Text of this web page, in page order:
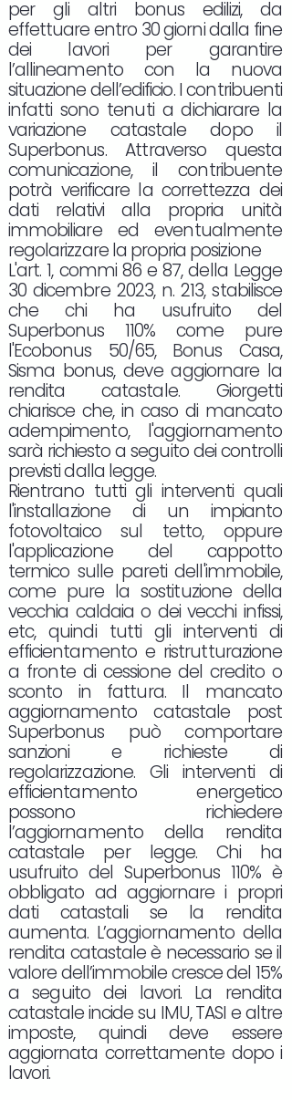
per gli altri bonus edilizi, da
effettuare entro 30 giorni dalla fine
dei lavori per garantire
l’allineamento con la nuova
situazione dell’edificio. I contribuenti
infatti sono tenuti a dichiarare la
variazione catastale dopo il
Superbonus. Attraverso questa
comunicazione, il contribuente
potrà verificare la correttezza dei
dati relativi alla propria unità
immobiliare ed eventualmente
regolarizzare la propria posizione
L'art. 1, commi 86 e 87, della Legge
30 dicembre 2023, n. 213, stabilisce
che chi ha usufruito del
Superbonus 110% come pure
l'Ecobonus 50/65, Bonus Casa,
Sisma bonus, deve aggiornare la
rendita catastale. Giorgetti
chiarisce che, in caso di mancato
adempimento, l'aggiornamento
sarà richiesto a seguito dei controlli
previsti dalla legge.
Rientrano tutti gli interventi quali
l'installazione di un impianto
fotovoltaico sul tetto, oppure
l'applicazione del cappotto
termico sulle pareti dell'immobile,
come pure la sostituzione della
vecchia caldaia o dei vecchi infissi,
etc, quindi tutti gli interventi di
efficientamento e ristrutturazione
a fronte di cessione del credito o
sconto in fattura. Il mancato
aggiornamento catastale post
Superbonus può comportare
sanzioni e richieste di
regolarizzazione. Gli interventi di
efficientamento energetico
possono richiedere
l’aggiornamento della rendita
catastale per legge. Chi ha
usufruito del Superbonus 110% è
obbligato ad aggiornare i propri
dati catastali se la rendita
aumenta. L’aggiornamento della
rendita catastale è necessario se il
valore dell’immobile cresce del 15%
a seguito dei lavori. La rendita
catastale incide su IMU, TASI e altre
imposte, quindi deve essere
aggiornata correttamente dopo i
lavori.